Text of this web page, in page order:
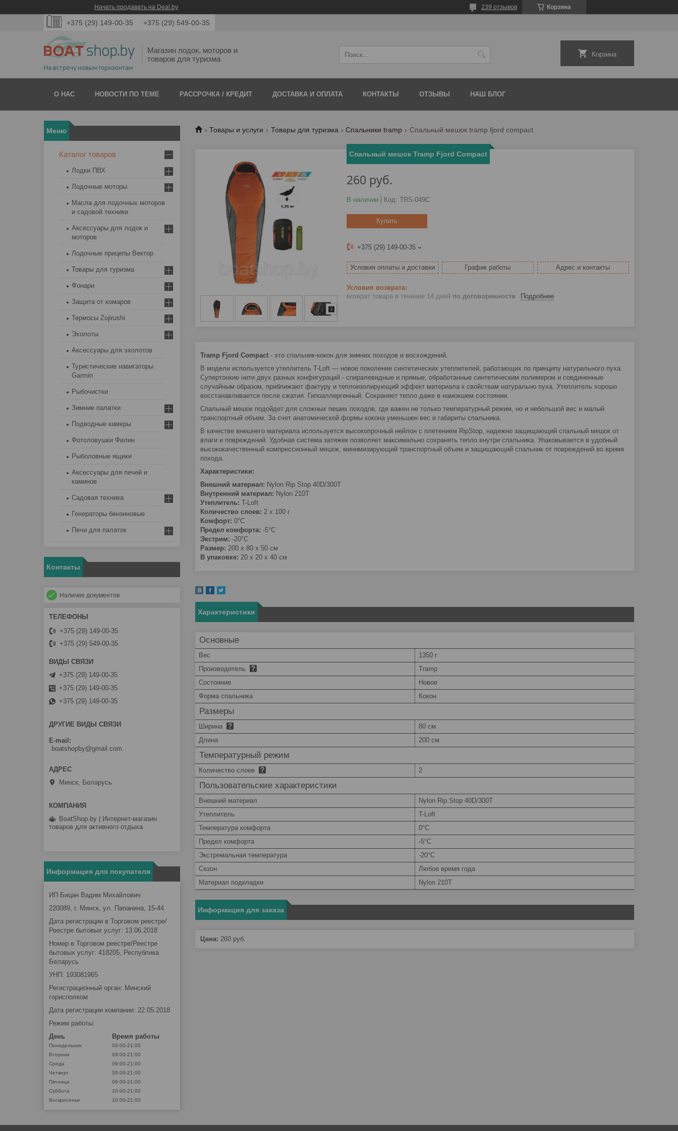
Начать продавать на Deal.by Корзина
239 отзывов
+375 (29) 149-00-35 +375 (29) 549-00-35
Магазин лодок, моторов и
товаров для туризма
Корзина
О НАС НОВОСТИ ПО ТЕМЕ РАССРОЧКА / КРЕДИТ ДОСТАВКА И ОПЛАТА КОНТАКТЫ ОТЗЫВЫ НАШ БЛОГ
Товары и услуги Товары для туризма Спальники tramp Спальный мешок tramp fjord compact
Спальный мешок Tramp Fjord Compact
260 руб.
В наличии Код: TRS-049C
Купить
+375 (29) 149-00-35
Условия оплаты и доставки График работы Адрес и контакты
возврат товара в течение 14 дней по договоренности Подробнее
Tramp Fjord Compact - это спальник-кокон для зимних походов и восхождений.
В модели используется утеплитель T-Loft — новое поколение синтетических утеплителей, работающих по принципу натурального пуха.
Супертонкие нити двух разных конфигураций - спиралевидные и прямые, обработанные синтетическим полимером и соединенные
случайным образом, приближают фактуру и теплоизолирующий эффект материала к свойствам натурально пуха. Утеплитель хорошо
восстанавливается после сжатия. Гипоаллергенный. Сохраняет тепло даже в намокшем состоянии.
Спальный мешок подойдет для сложных пеших походов, где важен не только температурный режим, но и небольшой вес и малый
транспортный объем. За счет анатомической формы кокона уменьшен вес и габариты спальника.
В качестве внешнего материала используется высокопрочный нейлон с плетением RipStop, надежно защищающий спальный мешок от
влаги и повреждений. Удобная система затяжек позволяет максимально сохранять тепло внутри спальника. Упаковывается в удобный
высококачественный компрессионный мешок, минимизирующий транспортный объем и защищающий спальник от повреждений во время
похода.
Характеристики:
Внешний материал: Nylon Rip Stop 40D/300Т
Внутренний материал: Nylon 210Т
Утеплитель: T-Loft
Количество слоев: 2 х 100 г
Комфорт: 0°С
Предел комфорта: -5°С
Экстрим: -20°С
Размер: 200 х 80 х 50 см
В упаковке: 20 x 20 x 40 см
Характеристики
Основные
Вес
1350 г
Производитель
Tramp
Состояние
Новое
Форма спальника
Кокон
Размеры
Ширина
80 см
Длина
200 см
Температурный режим
Количество слоев 2
Пользовательские характеристики
Внешний материал
Nylon Rip Stop 40D/300Т
Утеплитель
T-Loft
Температура комфорта
0°С
Предел комфорта
-5°С
Экстремальная температура
-20°С
Сезон
Любое время года
Материал подкладки
Nylon 210Т
Информация для заказа
Цена: 260 руб.
Каталог товаров
Лодки ПВХ
Лодочные моторы
Масла для лодочных моторов
и садовой техники
Аксессуары для лодок и
моторов
Лодочные прицепы Вектор
Товары для туризма
Фонари
Защита от комаров
Термосы Zojirushi
Эхолоты
Аксессуары для эхолотов
Туристические навигаторы
Garmin
Рыбочистки
Зимние палатки
Подводные камеры
Фотоловушки Филин
Рыболовные ящики
Аксессуары для печей и
каминов
Садовая техника
Генераторы бензиновые
Печи для палаток
Контакты
Наличие документов
+375 (29) 149-00-35
+375 (29) 549-00-35
+375 (29) 149-00-35
+375 (29) 149-00-35
+375 (29) 149-00-35
ДРУГИЕ ВИДЫ СВЯЗИ
E-mail
boatshopby@gmail.com
Минск, Беларусь
BoatShop.by | Интернет-магазин
товаров для активного отдыха
Информация для покупателя
ИП Бицан Вадим Михайлович
220089, г. Минск, ул. Папанина, 15-44
Дата регистрации в Торговом реестре/
Реестре бытовых услуг: 13.06.2018
Номер в Торговом реестре/Реестре
бытовых услуг: 418205, Республика
Беларусь
УНП: 193081965
Регистрационный орган: Минский
горисполком
Дата регистрации компании: 22.05.2018
Режим работы:
День
Время работы
Понедельник
09:00-21:00
Вторник
09:00-21:00
Среда
09:00-21:00
Четверг
09:00-21:00
Пятница
09:00-21:00
Суббота
10:00-21:00
Воскресенье
10:00-21:00